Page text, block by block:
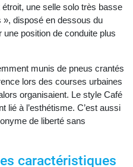
une selle solo très basse
», disposé en dessous du
position de conduite plus
munis de pneus crantés
lors des courses urbaines
organisaient. Le style Café
lié à l’esthétisme. C’est aussi
de liberté sans
caractéristiques